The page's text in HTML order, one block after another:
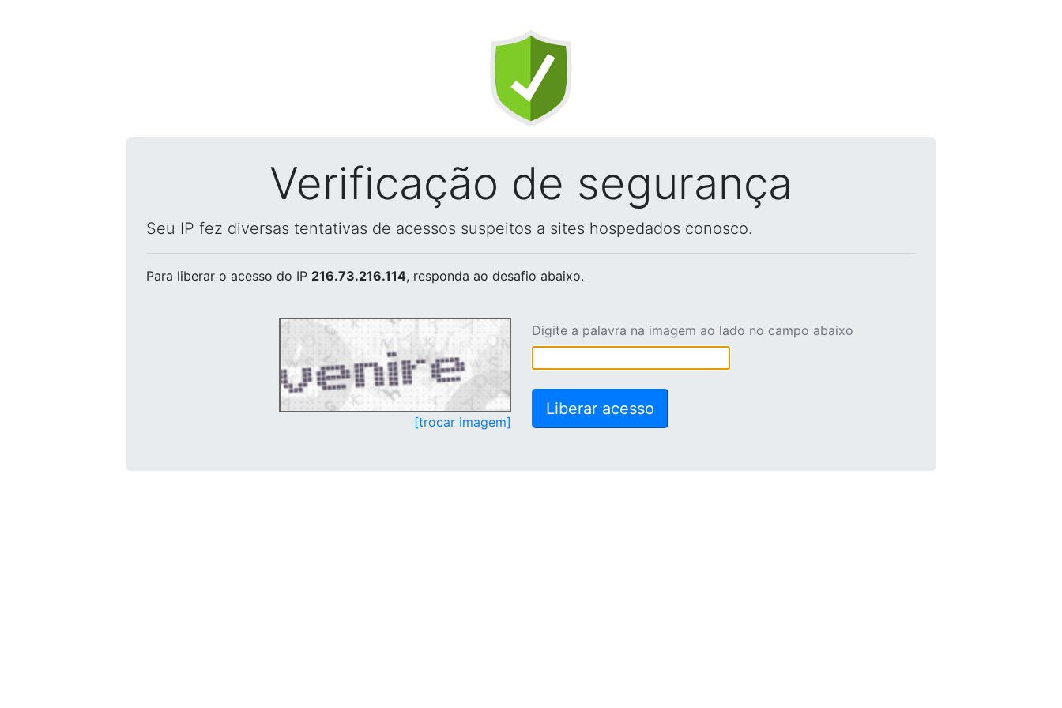
Verificação de segurança
Seu IP fez diversas tentativas de acessos suspeitos a sites hospedados conosco.
Para liberar o acesso do IP 216.73.216.114, responda ao desafio abaixo.
[trocar imagem]
Digite a palavra na imagem ao lado no campo abaixo